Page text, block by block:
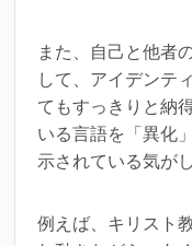
また、自己と他者
して、アイデンテ
てもすっきりと納
いる言語を「異化
示されている気が
例えば、キリスト